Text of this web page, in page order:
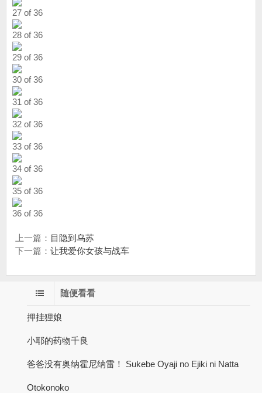
27 of 36
28 of 36
29 of 36
30 of 36
31 of 36
32 of 36
33 of 36
34 of 36
35 of 36
36 of 36
上一篇： 目隐到乌苏
下一篇： 让我爱你女孩与战车
随便看看
押挂狸娘
小耶的药物千良
爸爸没有奥纳霍尼纳雷！ Sukebe Oyaji no Ejiki ni Natta
Otokonoko